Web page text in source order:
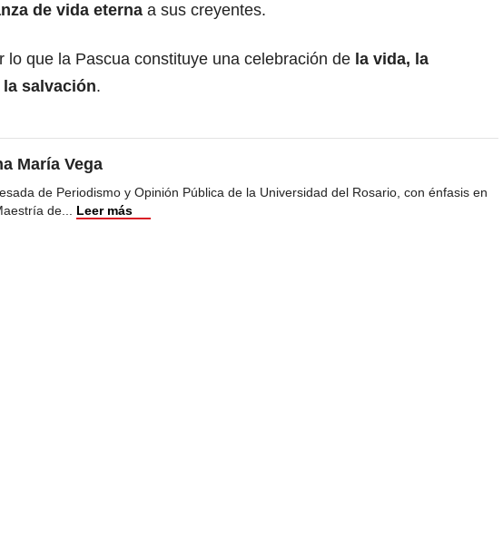
de vida eterna a sus creyentes.
lo que la Pascua constituye una celebración de la vida, la
salvación.
María Vega
de Periodismo y Opinión Pública de la Universidad del Rosario, con énfasis en
de... Leer más